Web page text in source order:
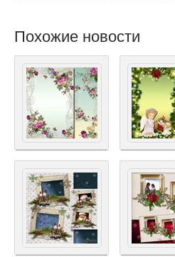
Похожие новости